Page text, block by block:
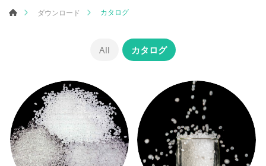
ダウンロード カタログ
All カタログ